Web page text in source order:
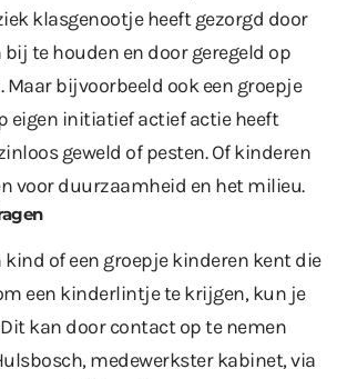
klasgenootje heeft gezorgd door
te houden en door geregeld op
Maar bijvoorbeeld ook een groepje
eigen initiatief actief actie heeft
geweld of pesten. Of kinderen
voor duurzaamheid en het milieu.
kind of een groepje kinderen kent die
een kinderlintje te krijgen, kun je
kan door contact op te nemen
medewerkster kabinet, via